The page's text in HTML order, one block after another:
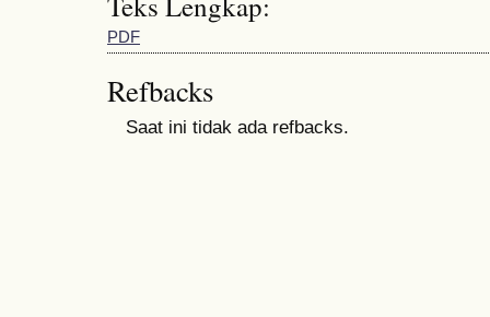
PDF
Refbacks
Saat ini tidak ada refbacks.